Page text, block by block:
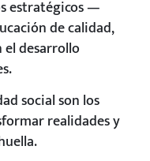
estratégicos —
de calidad,
desarrollo
social son los
realidades y